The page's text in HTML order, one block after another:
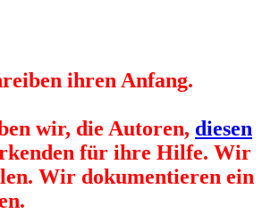
ihren Anfang.
wir, die Autoren, diesen
für ihre Hilfe. Wir
Wir dokumentieren ein